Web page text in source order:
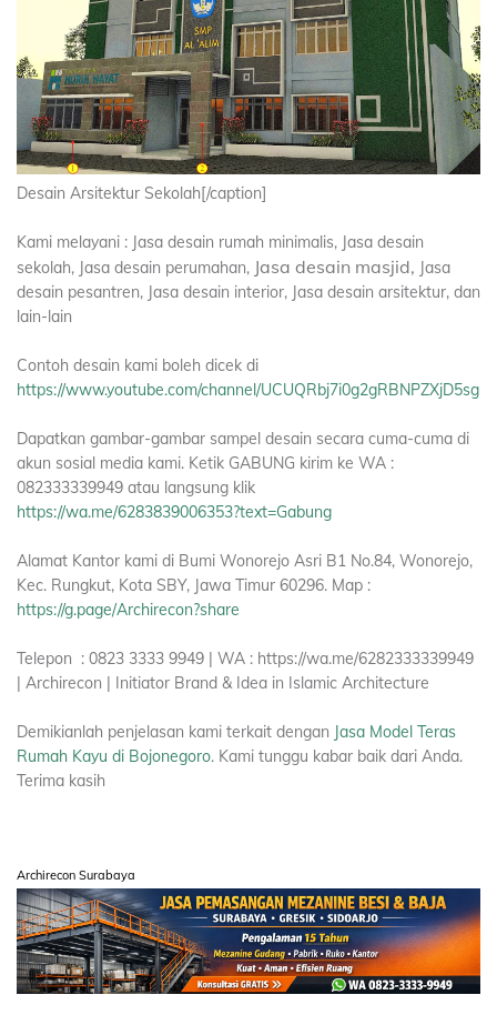
Desain Arsitektur Sekolah[/caption]
Kami melayani : Jasa desain rumah minimalis, Jasa desain
sekolah, Jasa desain perumahan, Jasa desain masjid, Jasa
desain pesantren, Jasa desain interior, Jasa desain arsitektur, dan
lain-lain
Contoh desain kami boleh dicek di
https://www.youtube.com/channel/UCUQRbj7i0g2gRBNPZXjD5sg
Dapatkan gambar-gambar sampel desain secara cuma-cuma di
akun sosial media kami. Ketik GABUNG kirim ke WA :
082333339949 atau langsung klik
https://wa.me/6283839006353?text=Gabung
Alamat Kantor kami di Bumi Wonorejo Asri B1 No.84, Wonorejo,
Kec. Rungkut, Kota SBY, Jawa Timur 60296. Map :
https://g.page/Archirecon?share
Telepon : 0823 3333 9949 | WA : https://wa.me/6282333339949
| Archirecon | Initiator Brand & Idea in Islamic Architecture
Demikianlah penjelasan kami terkait dengan Jasa Model Teras
Rumah Kayu di Bojonegoro. Kami tunggu kabar baik dari Anda.
Terima kasih
Archirecon Surabaya